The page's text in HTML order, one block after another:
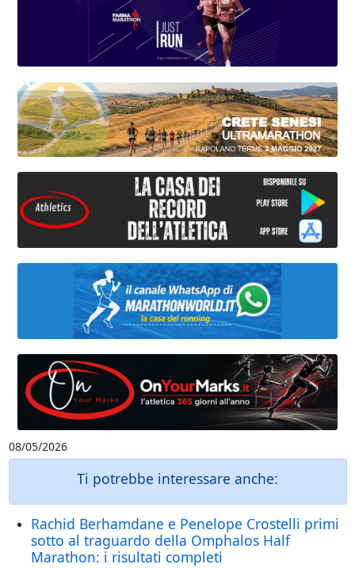
08/05/2026
Ti potrebbe interessare anche:
Rachid Berhamdane e Penelope Crostelli primi
sotto al traguardo della Omphalos Half
Marathon: i risultati completi